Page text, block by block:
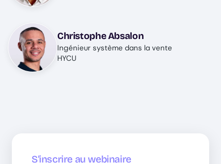
Image
Christophe Absalon
Ingénieur système dans la vente
HYCU
S'inscrire au webinaire